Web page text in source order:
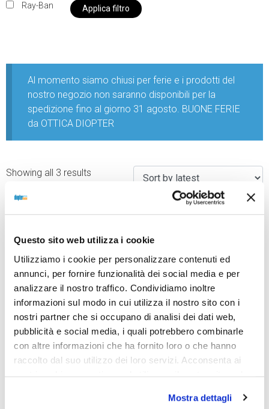
Questo sito web utilizza i cookie
Utilizziamo i cookie per personalizzare contenuti ed
annunci, per fornire funzionalità dei social media e per
analizzare il nostro traffico. Condividiamo inoltre
informazioni sul modo in cui utilizza il nostro sito con i
nostri partner che si occupano di analisi dei dati web,
pubblicità e social media, i quali potrebbero combinarle
con altre informazioni che ha fornito loro o che hanno
raccolto dal suo utilizzo dei loro servizi. Acconsenta ai
Mostra dettagli
Ray-Ban Applica filtro
Al momento siamo chiusi per ferie e i prodotti del
nostro negozio non saranno disponibili per la
spedizione fino al giorno 31 agosto. BUONE FERIE
da OTTICA DIOPTER
Showing all 3 results
OCCHIALE DA SOLE, RAY-
BAN
001/5F 62
OCCHIALE DA SOLE, RAY-
BAN
001/5F 58
193,00€ 135,10